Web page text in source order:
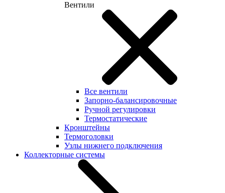
Вентили
Все вентили
Запорно-балансировочные
Ручной регулировки
Термостатические
Кронштейны
Термоголовки
Узлы нижнего подключения
Коллекторные системы